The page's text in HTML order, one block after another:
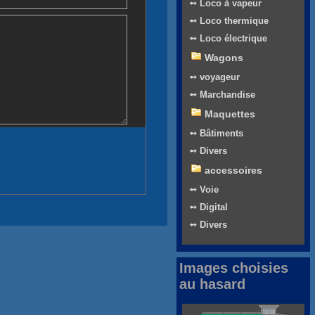
➻ Loco à vapeur
➻ Loco thermique
➻ Loco électrique
Wagons
➻ voyageur
➻ Marchandise
Maquettes
➻ Bâtiments
➻ Divers
accessoires
➻ Voie
➻ Digital
➻ Divers
Images choisies
au hasard